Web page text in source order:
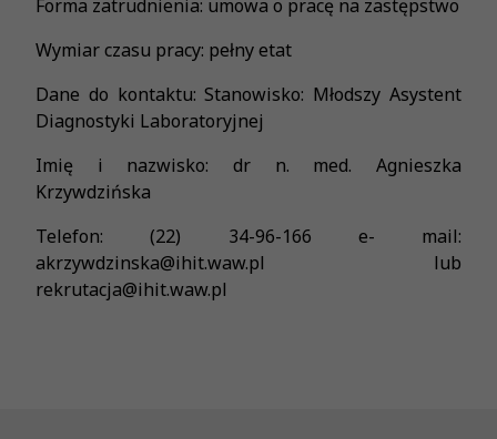
Forma zatrudnienia: umowa o pracę na zastępstwo
Wymiar czasu pracy: pełny etat
Dane do kontaktu: Stanowisko: Młodszy Asystent
Diagnostyki Laboratoryjnej
Imię i nazwisko: dr n. med. Agnieszka
Krzywdzińska
Telefon: (22) 34-96-166 e- mail:
akrzywdzinska@ihit.waw.pl lub
rekrutacja@ihit.waw.pl